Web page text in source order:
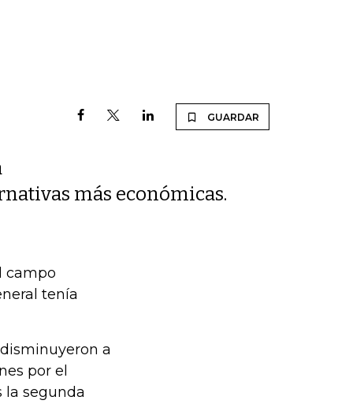
GUARDAR
más económicas.
campo
tenía
a
por el
la segunda